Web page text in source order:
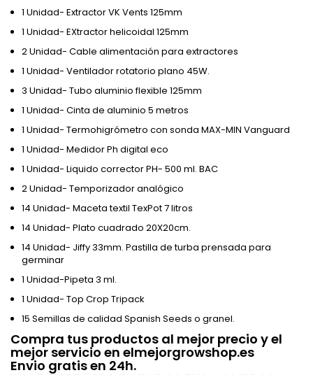
1 Unidad- Extractor VK Vents 125mm
1 Unidad- EXtractor helicoidal 125mm
2 Unidad- Cable alimentación para extractores
1 Unidad- Ventilador rotatorio plano 45W.
3 Unidad- Tubo aluminio flexible 125mm
1 Unidad- Cinta de aluminio 5 metros
1 Unidad- Termohigrómetro con sonda MAX-MIN Vanguard
1 Unidad- Medidor Ph digital eco
1 Unidad- Liquido corrector PH- 500 ml. BAC
2 Unidad- Temporizador analógico
14 Unidad- Maceta textil TexPot 7 litros
14 Unidad- Plato cuadrado 20X20cm.
14 Unidad- Jiffy 33mm. Pastilla de turba prensada para
germinar
1 Unidad-Pipeta 3 ml.
1 Unidad- Top Crop Tripack
15 Semillas de calidad Spanish Seeds o granel.
Compra tus productos al mejor precio y el
mejor servicio en elmejorgrowshop.es
Envio gratis en 24h.